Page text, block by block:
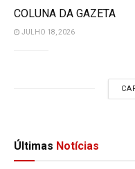
COLUNA DA GAZETA
JULHO 18, 2026
Últimas Notícias